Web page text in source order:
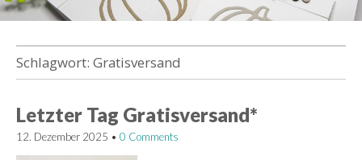
Schlagwort: Gratisversand
Letzter Tag Gratisversand*
12. Dezember 2025 • 0 Comments